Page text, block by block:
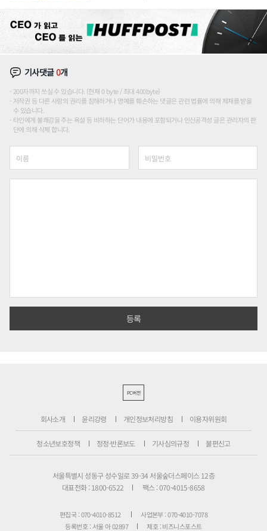
기사댓글0개
200자까지 쓰실 수 있습니다. (현재 0 byte / 최대 400byte)
저작권 등 다른 사람의 권리를 침해하거나 명예를 훼손하는 댓글은 관련 법률에 의해 제재를 받을
수 있습니다.
타인에게 불쾌감을 주는 욕설 등 비하하는 단어가 내용에 포함되거나 인신공격성 글은 관리자의 판
단에 의해 삭제 합니다.
PC버전
회사소개 윤리강령 개인정보처리방침 이용자위원회
청소년보호정책 정정·반론보도 기사심의규정 불편신고
서울특별시 성동구 성수일로 39-34 서울숲더스페이스 12층
대표전화 : 1800-6522
팩스 : 070-4015-8658
편집국 : 070-4010-8512
사업본부 : 070-4010-7078
등록번호 : 서울 아 02897
제호 : 비즈니스포스트